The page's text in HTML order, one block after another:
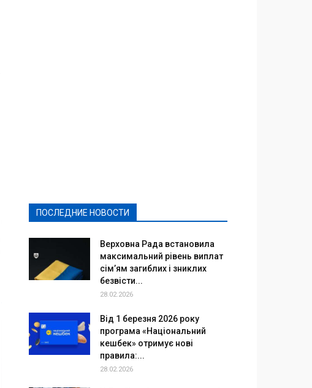
ПОСЛЕДНИЕ НОВОСТИ
Верховна Рада встановила
максимальний рівень виплат
сім’ям загиблих і зниклих
безвісти...
28.02.2026
Від 1 березня 2026 року
програма «Національний
кешбек» отримує нові
правила:...
28.02.2026